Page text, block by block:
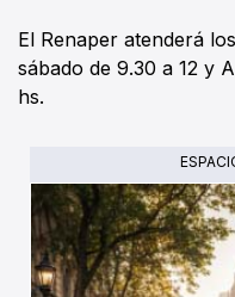
El Renaper atenderá
sábado de 9.30 a 12 y
hs.